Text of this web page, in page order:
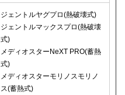
ジェントルヤグプロ(熱破壊式)
ジェントルマックスプロ(熱破壊
式)
メディオスターNeXT PRO(蓄熱
式)
メディオスターモリノスモリノ
ス(蓄熱式)